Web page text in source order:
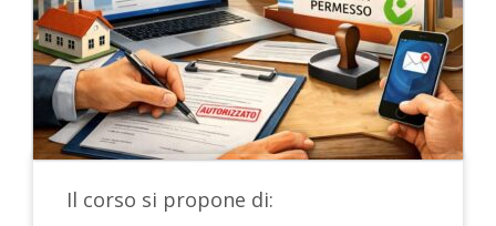
Il corso si propone di: